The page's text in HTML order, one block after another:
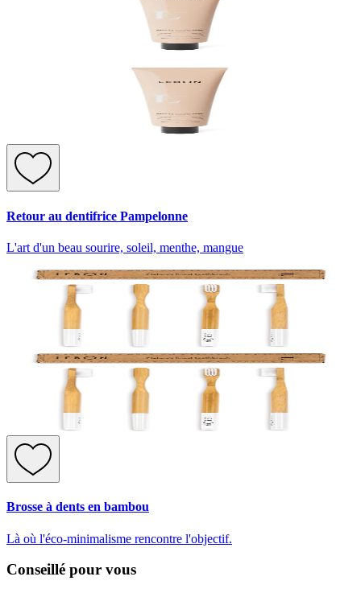
Retour au dentifrice Pampelonne
L'art d'un beau sourire, soleil, menthe, mangue
Brosse à dents en bambou
Là où l'éco-minimalisme rencontre l'objectif.
Conseillé pour vous